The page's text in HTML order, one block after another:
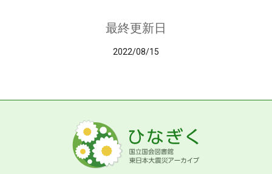
最終更新日
2022/08/15